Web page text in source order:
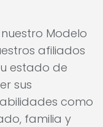
Modelo
afiliados
estado de
sus
como
familia y